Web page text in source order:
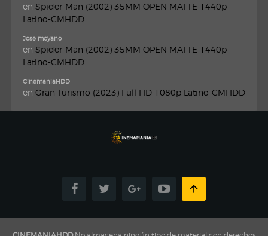
en Spider-Man (2002) 35MM OPEN MATTE 1440p
Latino-CMHDD
Jose moyano
en Spider-Man (2002) 35MM OPEN MATTE 1440p
Latino-CMHDD
CinemaniaHDD
en Gran Turismo (2023) Full HD 1080p Latino-CMHDD